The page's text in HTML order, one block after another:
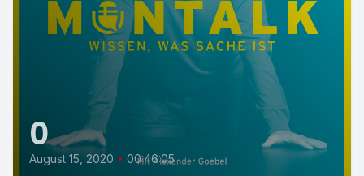
0
August 15, 2020 • 00:46:05